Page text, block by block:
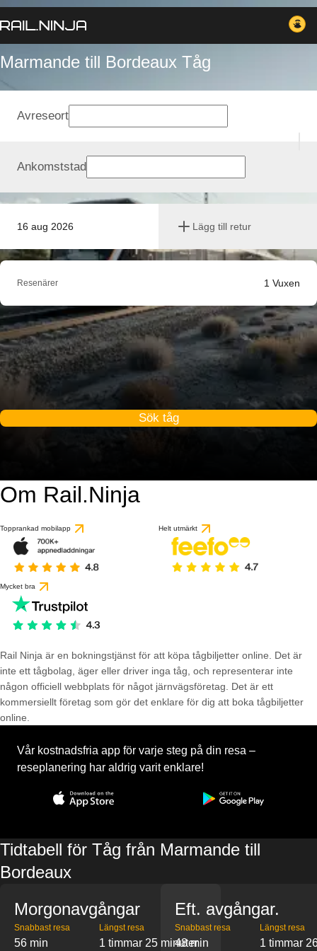
Marmande till Bordeaux Tåg
16 aug 2026 Lägg till retur
Avreseort
Ankomststad
Resenärer 1 Vuxen
Sök tåg
Om Rail.Ninja
Topprankad mobilapp Helt utmärkt
Mycket bra
Rail Ninja är en bokningstjänst för att köpa tågbiljetter online. Det är
inte ett tågbolag, äger eller driver inga tåg, och representerar inte
någon officiell webbplats för något järnvägsföretag. Det är ett
kommersiellt företag som gör det enklare för dig att boka tågbiljetter
online.
Vår kostnadsfria app för varje steg på din resa –
reseplanering har aldrig varit enklare!
Tidtabell för Tåg från Marmande till
Bordeaux
Morgonavgångar
Snabbast resa
56 min
Längst resa
1 timmar 25 minuter
Eft. avgångar.
Snabbast resa
48 min
Längst resa
1 timmar